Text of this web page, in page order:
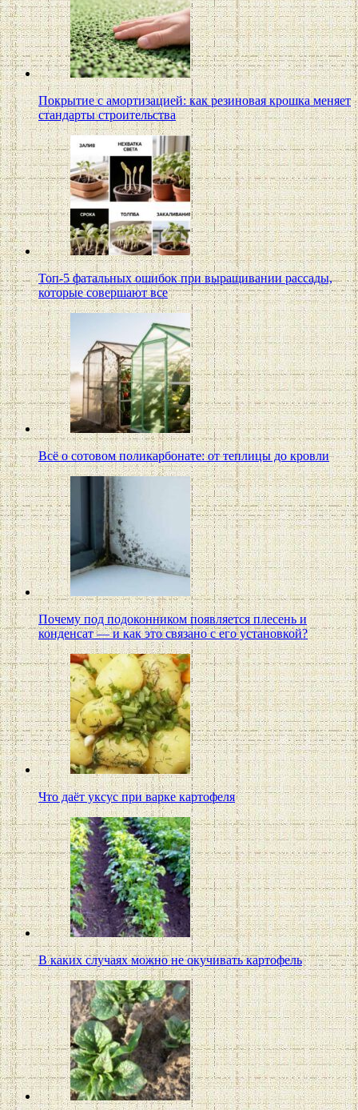
Покрытие с амортизацией: как резиновая крошка меняет
стандарты строительства
Топ-5 фатальных ошибок при выращивании рассады,
которые совершают все
Всё о сотовом поликарбонате: от теплицы до кровли
Почему под подоконником появляется плесень и
конденсат — и как это связано с его установкой?
Что даёт уксус при варке картофеля
В каких случаях можно не окучивать картофель